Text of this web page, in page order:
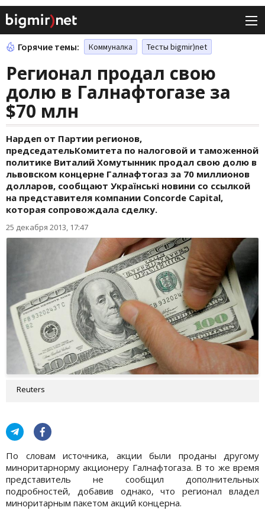
Горячие темы: Коммуналка Тесты bigmir)net
Регионал продал свою
долю в Галнафтогазе за
$70 млн
Нардеп от Партии регионов,
председательКомитета по налоговой и таможенной
политике Виталий Хомутынник продал свою долю в
львовском концерне Галнафтогаз за 70 миллионов
долларов, сообщают Українські новини со ссылкой
на представителя компании Concorde Capital,
которая сопровождала сделку.
25 декабря 2013, 17:47
Reuters
По словам источника, акции были проданы другому
миноритарнорму акционеру Галнафтогаза. В то же время
представитель не сообщил дополнительных
подробностей, добавив однако, что регионал владел
миноритарным пакетом акций концерна.